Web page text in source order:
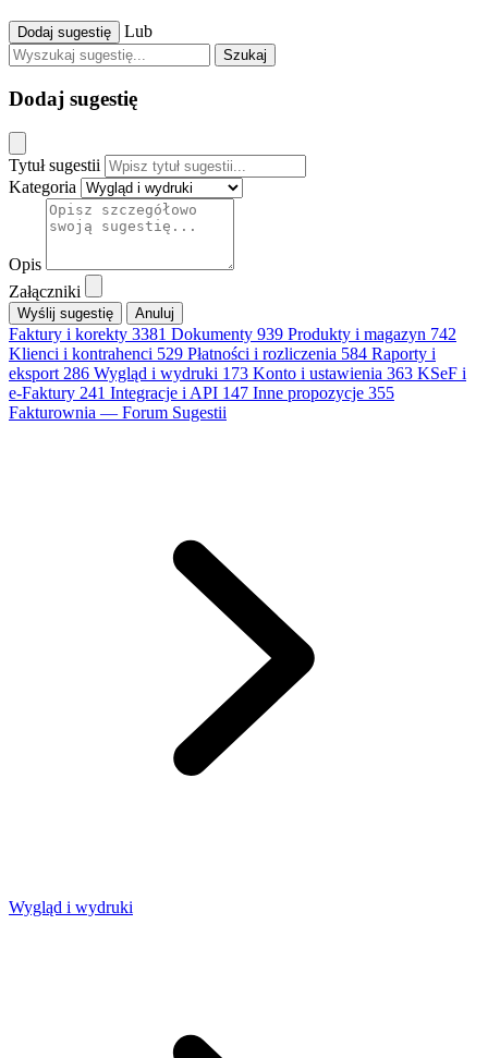
Dodaj sugestię Lub
Szukaj
Dodaj sugestię
Tytuł sugestii
Kategoria
Opis
Załączniki
Anuluj
Faktury i korekty 3381 Dokumenty 939 Produkty i magazyn 742
Klienci i kontrahenci 529 Płatności i rozliczenia 584 Raporty i
eksport 286 Wygląd i wydruki 173 Konto i ustawienia 363 KSeF i
e-Faktury 241 Integracje i API 147 Inne propozycje 355
Fakturownia — Forum Sugestii
Wygląd i wydruki